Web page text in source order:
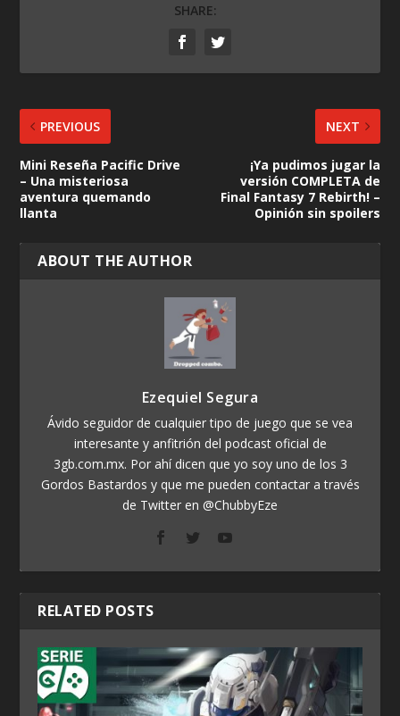
SHARE:
PREVIOUS
Mini Reseña Pacific Drive
– Una misteriosa
aventura quemando
llanta
NEXT
¡Ya pudimos jugar la
versión COMPLETA de
Final Fantasy 7 Rebirth! –
Opinión sin spoilers
ABOUT THE AUTHOR
Ezequiel Segura
Ávido seguidor de cualquier tipo de juego que se vea
interesante y anfitrión del podcast oficial de
3gb.com.mx. Por ahí dicen que yo soy uno de los 3
Gordos Bastardos y que me pueden contactar a través
de Twitter en @ChubbyEze
RELATED POSTS